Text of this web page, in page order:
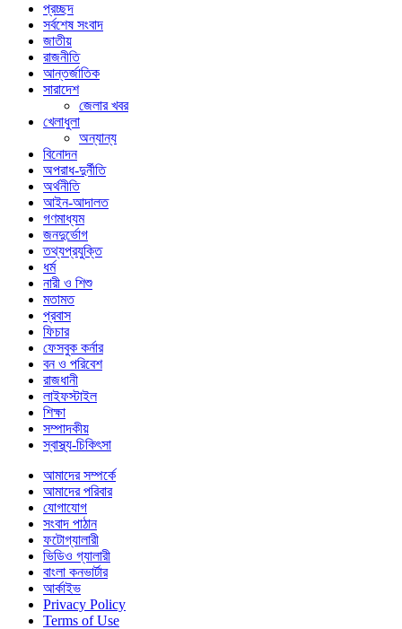
প্রচ্ছদ
সর্বশেষ সংবাদ
জাতীয়
রাজনীতি
আন্তর্জাতিক
সারাদেশ
জেলার খবর
খেলাধুলা
অন্যান্য
বিনোদন
অপরাধ-দুর্নীতি
অর্থনীতি
আইন-আদালত
গণমাধ্যম
জনদুর্ভোগ
তথ্যপ্রযুক্তি
ধর্ম
নারী ও শিশু
মতামত
প্রবাস
ফিচার
ফেসবুক কর্নার
বন ও পরিবেশ
রাজধানী
লাইফস্টাইল
শিক্ষা
সম্পাদকীয়
স্বাস্থ্য-চিকিৎসা
আমাদের সম্পর্কে
আমাদের পরিবার
যোগাযোগ
সংবাদ পাঠান
ফটোগ্যালারী
ভিডিও গ্যালারী
বাংলা কনভার্টার
আর্কাইভ
Privacy Policy
Terms of Use